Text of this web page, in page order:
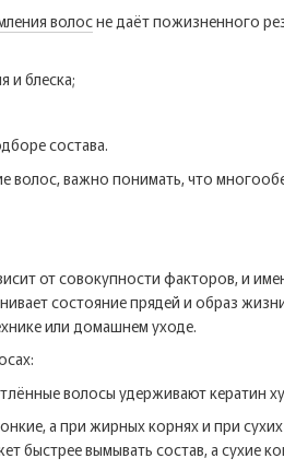
волосне даёт пожизненного
и блеска;
состава.
волос, важно понимать, что
от совокупности факторов, и
состояние прядей и образ
или домашнем уходе.
волосы удерживают кератин
а при жирных корнях и при
быстрее вымывать состав, а сухие